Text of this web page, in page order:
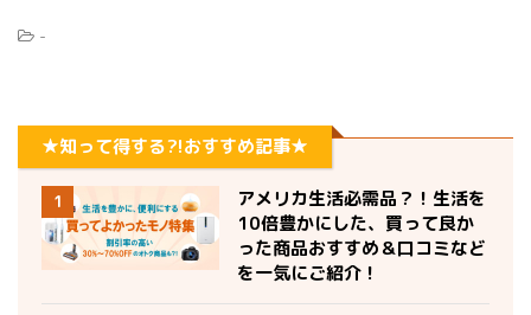
-
★知って得する?!おすすめ記事★
1
アメリカ生活必需品？！生活を
10倍豊かにした、買って良か
った商品おすすめ＆口コミなど
を一気にご紹介！